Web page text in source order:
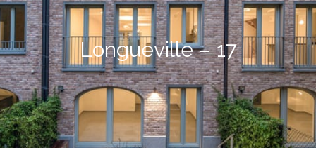
Longueville – 17